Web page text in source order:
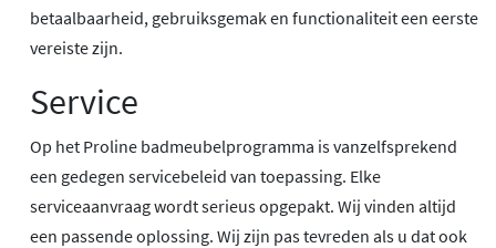
betaalbaarheid, gebruiksgemak en functionaliteit een eerste
vereiste zijn.
Service
Op het Proline badmeubelprogramma is vanzelfsprekend
een gedegen servicebeleid van toepassing. Elke
serviceaanvraag wordt serieus opgepakt. Wij vinden altijd
een passende oplossing. Wij zijn pas tevreden als u dat ook